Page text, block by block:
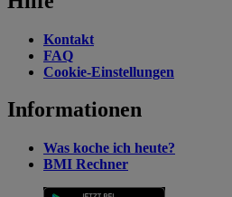
Kontakt
FAQ
Cookie-Einstellungen
Informationen
Was koche ich heute?
BMI Rechner